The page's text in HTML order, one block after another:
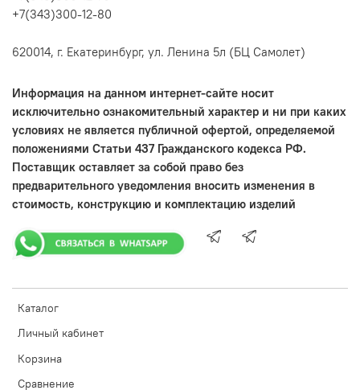
Каталог
Личный кабинет
Корзина
Сравнение
+7(343)300-12-80
620014, г. Екатеринбург, ул. Ленина 5л (БЦ Самолет)
Информация на данном интернет-сайте носит
исключительно ознакомительный характер и ни при каких
условиях не является публичной офертой, определяемой
положениями Статьи 437 Гражданского кодекса РФ.
Поставщик оставляет за собой право без
предварительного уведомления вносить изменения в
стоимость, конструкцию и комплектацию изделий